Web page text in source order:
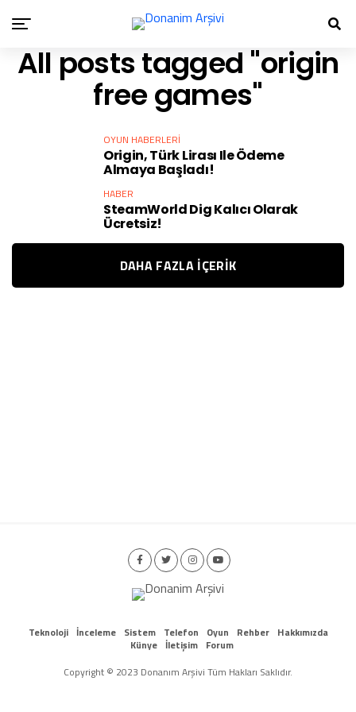
All posts tagged "origin
free games"
OYUN HABERLERI
Origin, Türk Lirası Ile Ödeme
Almaya Başladı!
HABER
SteamWorld Dig Kalıcı Olarak
Ücretsiz!
DAHA FAZLA IÇERIK
Teknoloji İnceleme Sistem Telefon Oyun Rehber
Hakkımızda
Künye İletişim Forum
Copyright © 2023 Donanım Arşivi Tüm Hakları Saklıdır.